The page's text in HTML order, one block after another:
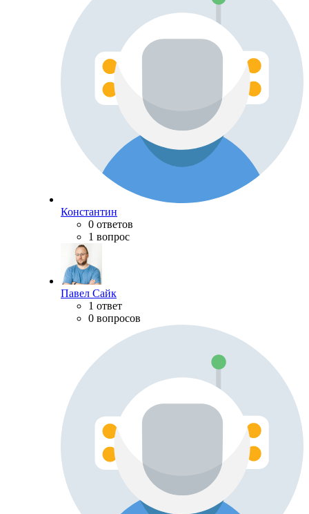
Константин
0 ответов
1 вопрос
Павел Сайк
1 ответ
0 вопросов